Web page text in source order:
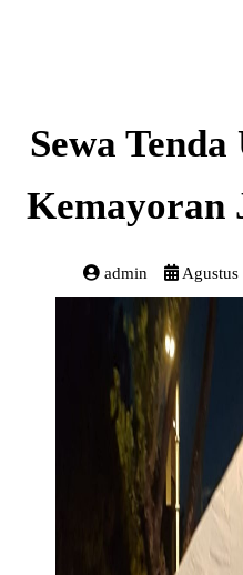
Sewa
Kemayoran
admin Agustus